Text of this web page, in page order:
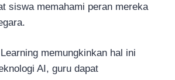
siswa memahami peran mereka
memungkinkan hal ini
AI, guru dapat